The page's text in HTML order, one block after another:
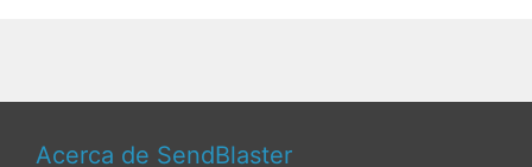
Acerca de SendBlaster